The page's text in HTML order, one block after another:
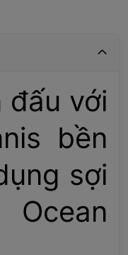
đấu với
bền
sợi